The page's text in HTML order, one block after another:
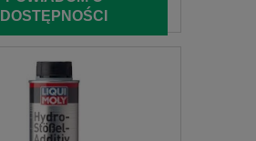
DOSTĘPNOŚCI